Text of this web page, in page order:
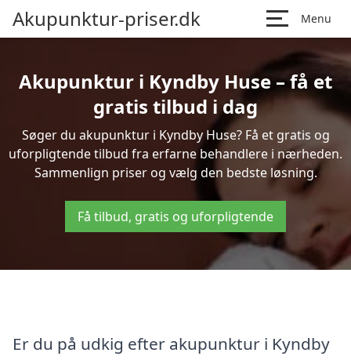
Akupunktur-priser.dk Menu
Akupunktur i Kyndby Huse – få et
gratis tilbud i dag
Søger du akupunktur i Kyndby Huse? Få et gratis og
uforpligtende tilbud fra erfarne behandlere i nærheden.
Sammenlign priser og vælg den bedste løsning.
Få tilbud, gratis og uforpligtende
Er du på udkig efter akupunktur i Kyndby